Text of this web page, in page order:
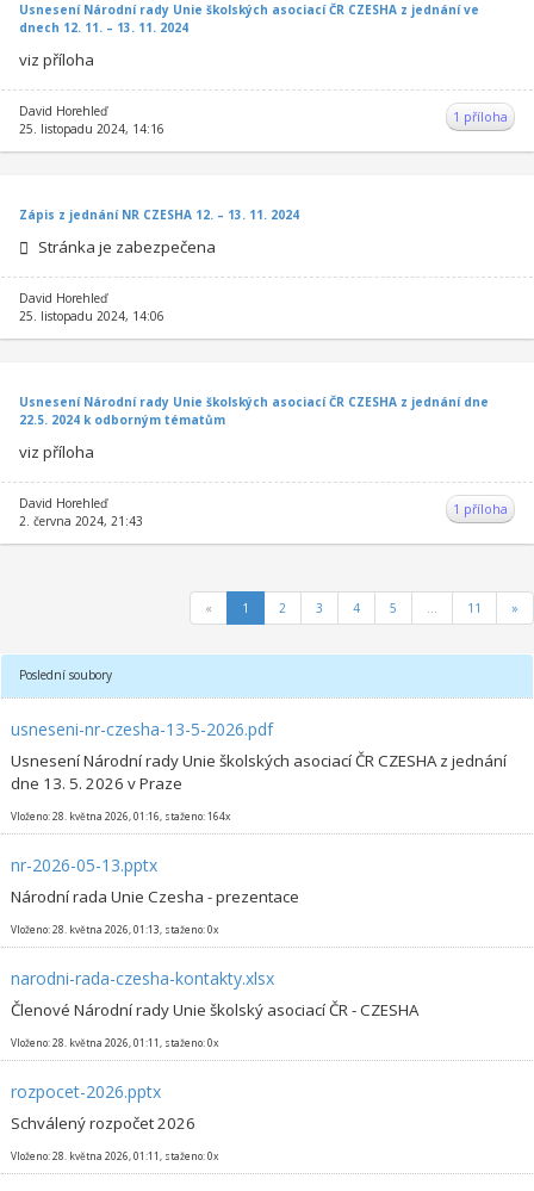
Usnesení Národní rady Unie školských asociací ČR CZESHA z jednání ve
dnech 12. 11. – 13. 11. 2024
viz příloha
David Horehleď
25. listopadu 2024, 14:16
1 příloha
Zápis z jednání NR CZESHA 12. – 13. 11. 2024
Stránka je zabezpečena
David Horehleď
25. listopadu 2024, 14:06
Usnesení Národní rady Unie školských asociací ČR CZESHA z jednání dne
22.5. 2024 k odborným tématům
viz příloha
David Horehleď
2. června 2024, 21:43
1 příloha
« 1 2 3 4 5 ... 11 »
Poslední soubory
usneseni-nr-czesha-13-5-2026.pdf
Usnesení Národní rady Unie školských asociací ČR CZESHA z jednání
dne 13. 5. 2026 v Praze
Vloženo: 28. května 2026, 01:16, staženo: 164x
nr-2026-05-13.pptx
Národní rada Unie Czesha - prezentace
Vloženo: 28. května 2026, 01:13, staženo: 0x
narodni-rada-czesha-kontakty.xlsx
Členové Národní rady Unie školský asociací ČR - CZESHA
Vloženo: 28. května 2026, 01:11, staženo: 0x
rozpocet-2026.pptx
Schválený rozpočet 2026
Vloženo: 28. května 2026, 01:11, staženo: 0x